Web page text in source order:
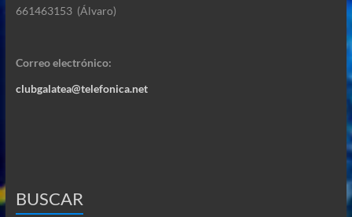
661463153 (Álvaro)
Correo electrónico:
clubgalatea@telefonica.net
BUSCAR